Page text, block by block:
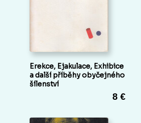
Erekce, Ejakulace, Exhibice
a další příběhy obyčejného
šílenství
8 €